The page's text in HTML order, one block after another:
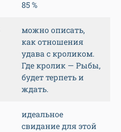
85 %
можно описать,
как отношения
удава с кроликом.
Где кролик — Рыбы,
будет терпеть и
ждать.
идеальное
свидание для этой